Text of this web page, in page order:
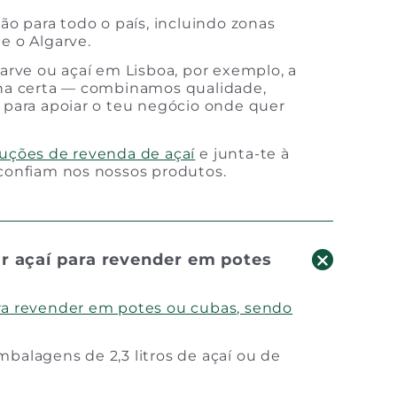
para todo o país, incluindo zonas
o Algarve.
ou açaí em Lisboa, por exemplo, a
certa — combinamos qualidade,
apoiar o teu negócio onde quer
de revenda de açaí e junta-te à
nos nossos produtos.
açaí para revender em potes
revender em potes ou cubas, sendo
de 2,3 litros de açaí ou de